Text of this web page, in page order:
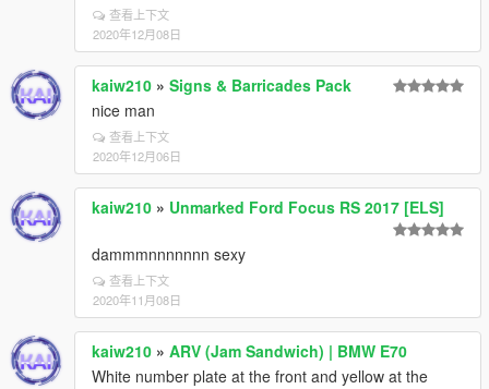
查看上下文
2020年12月08日
kaiw210 » Signs & Barricades Pack
nice man
查看上下文
2020年12月06日
kaiw210 » Unmarked Ford Focus RS 2017 [ELS]
dammmnnnnnnn sexy
查看上下文
2020年11月08日
kaiw210 » ARV (Jam Sandwich) | BMW E70
White number plate at the front and yellow at the